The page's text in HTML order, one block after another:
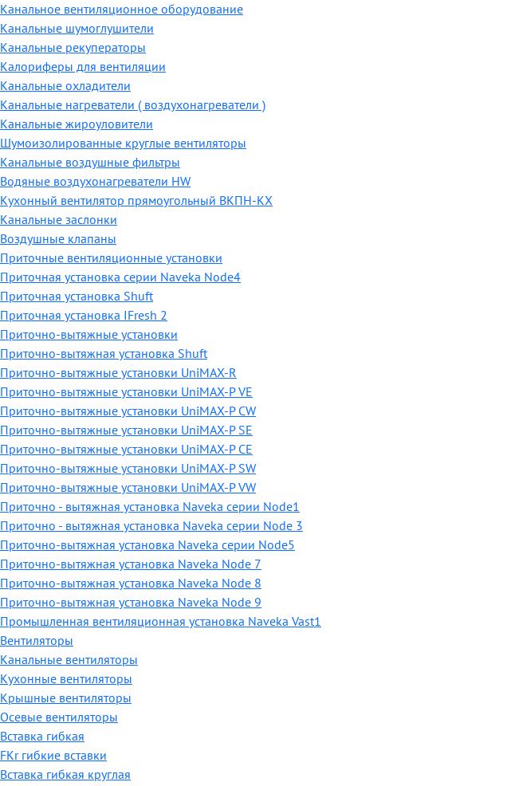
Канальное вентиляционное оборудование
Канальные шумоглушители
Канальные рекуператоры
Калориферы для вентиляции
Канальные охладители
Канальные нагреватели ( воздухонагреватели )
Канальные жироуловители
Шумоизолированные круглые вентиляторы
Канальные воздушные фильтры
Водяные воздухонагреватели HW
Кухонный вентилятор прямоугольный ВКПН-КХ
Канальные заслонки
Воздушные клапаны
Приточные вентиляционные установки
Приточная установка серии Naveka Node4
Приточная установка Shuft
Приточная установка IFresh 2
Приточно-вытяжные установки
Приточно-вытяжная установка Shuft
Приточно-вытяжные установки UniMAX-R
Приточно-вытяжные установки UniMAX-P VE
Приточно-вытяжные установки UniMAX-P CW
Приточно-вытяжные установки UniMAX-P SE
Приточно-вытяжные установки UniMAX-P CE
Приточно-вытяжные установки UniMAX-P SW
Приточно-вытяжные установки UniMAX-P VW
Приточно - вытяжная установка Naveka серии Node1
Приточно - вытяжная установка Naveka серии Node 3
Приточно-вытяжная установка Naveka серии Node5
Приточно-вытяжная установка Naveka Node 7
Приточно-вытяжная установка Naveka Node 8
Приточно-вытяжная установка Naveka Node 9
Промышленная вентиляционная установка Naveka Vast1
Вентиляторы
Канальные вентиляторы
Кухонные вентиляторы
Крышные вентиляторы
Осевые вентиляторы
Вставка гибкая
FKr гибкие вставки
Вставка гибкая круглая